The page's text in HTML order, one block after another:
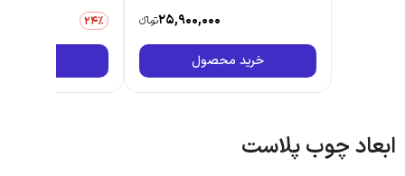
25,900,000تومانءء
خرید محصول
21,230,000
چوب پلاست